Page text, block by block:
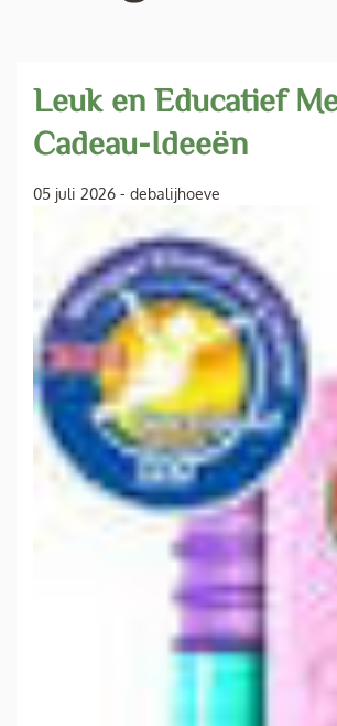
Leuk en Educatief
Cadeau-Ideeën
05 juli 2026 - debalijhoeve